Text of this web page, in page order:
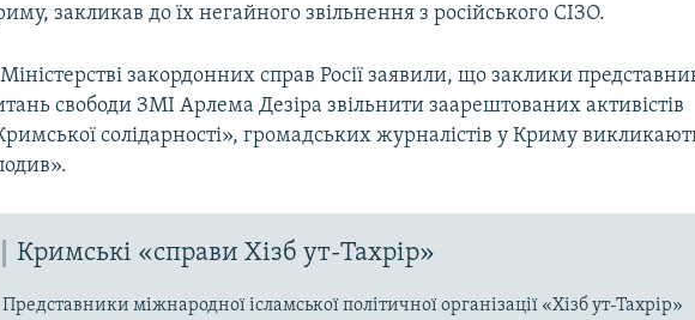
закликав до їх негайного звільнення з російського СІЗО.
закордонних справ Росії заявили, що заклики
свободи ЗМІ Арлема Дезіра звільнити заарештованих активістів
солідарності», громадських журналістів у Криму
Кримські «справи Хізб ут-Тахрір»
Представники міжнародної ісламської політичної організації «Хізб ут-Тахрір»